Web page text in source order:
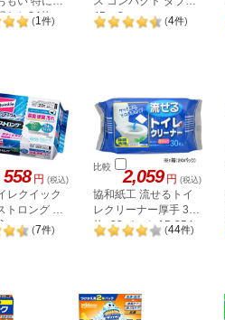
なし24枚
(1 件)
45m 8ロール
(4件)
558 円 (税込)
レクイック
トロング 詰
(7件)
比較 2,059 円 (税込)
協和紙工 流せるトイ
レクリーナー厚手 30
枚×20パック 15-054
(44件)